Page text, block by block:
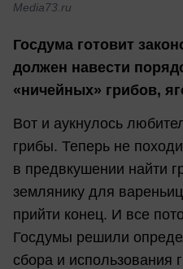
Media73.ru
Госдума готовит
должен навести
«ничейных» грибов,
Вот и аукнулось
грибы. Теперь не
в предвкушении найти
землянику для
прийти конец. И все
Госдумы решили
сбора и использования